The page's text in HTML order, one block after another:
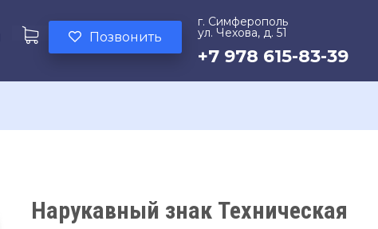
г. Симферополь
ул. Чехова, д. 51
+7 978 615-83-39
Позвонить
Нарукавный знак Техническая